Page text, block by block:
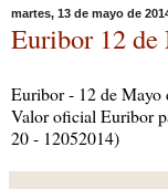
martes, 13 de mayo de
Euribor 12 de
Euribor - 12 de
Valor oficial Euribor
20 - 12052014)